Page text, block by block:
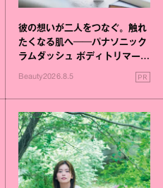
彼の想いが二人をつなぐ。触れ
たくなる肌へ──パナソニック
ラムダッシュ ボディトリマーが
Beauty2026.8.5 PR